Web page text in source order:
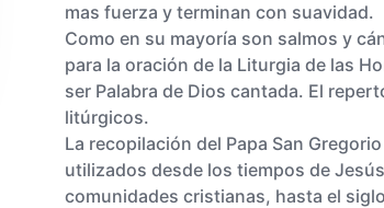
mas fuerza y terminan con suavidad.
Como en su mayoría son salmos y
para la oración de la Liturgia de las
ser Palabra de Dios cantada. El
litúrgicos.
La recopilación del Papa San
utilizados desde los tiempos de
comunidades cristianas, hasta el